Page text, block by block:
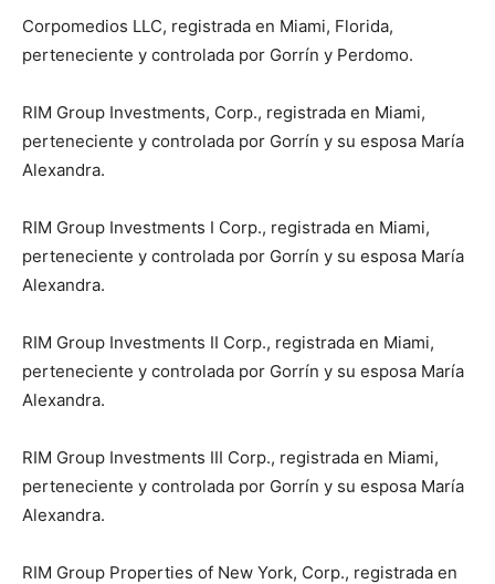
Corpomedios LLC, registrada en Miami, Florida,
perteneciente y controlada por Gorrín y Perdomo.
RIM Group Investments, Corp., registrada en Miami,
perteneciente y controlada por Gorrín y su esposa María
Alexandra.
RIM Group Investments I Corp., registrada en Miami,
perteneciente y controlada por Gorrín y su esposa María
Alexandra.
RIM Group Investments II Corp., registrada en Miami,
perteneciente y controlada por Gorrín y su esposa María
Alexandra.
RIM Group Investments III Corp., registrada en Miami,
perteneciente y controlada por Gorrín y su esposa María
Alexandra.
RIM Group Properties of New York, Corp., registrada en